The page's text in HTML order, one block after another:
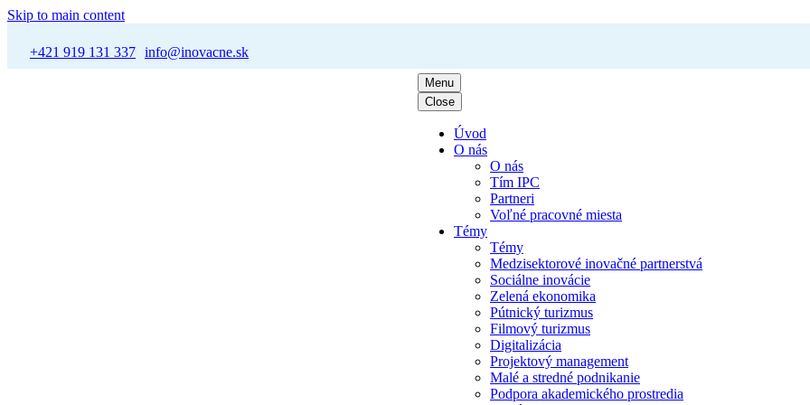
Skip to main content
+421 919 131 337 info@inovacne.sk
Menu
Close
Úvod
O nás
O nás
Tím IPC
Partneri
Voľné pracovné miesta
Témy
Témy
Medzisektorové inovačné partnerstvá
Sociálne inovácie
Zelená ekonomika
Pútnický turizmus
Filmový turizmus
Digitalizácia
Projektový management
Malé a stredné podnikanie
Podpora akademického prostredia